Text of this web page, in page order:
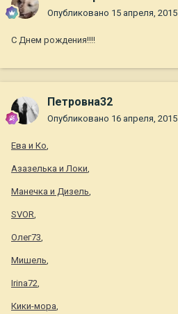
Опубликовано 15 апреля, 2015
С Днем рождения!!!!
Петровна32
Опубликовано 16 апреля, 2015
Ева и Ко,
Азазелька и Локи,
Манечка и Дизель,
SVOR,
Олег73,
Мишель,
Irina72,
Кики-мора,